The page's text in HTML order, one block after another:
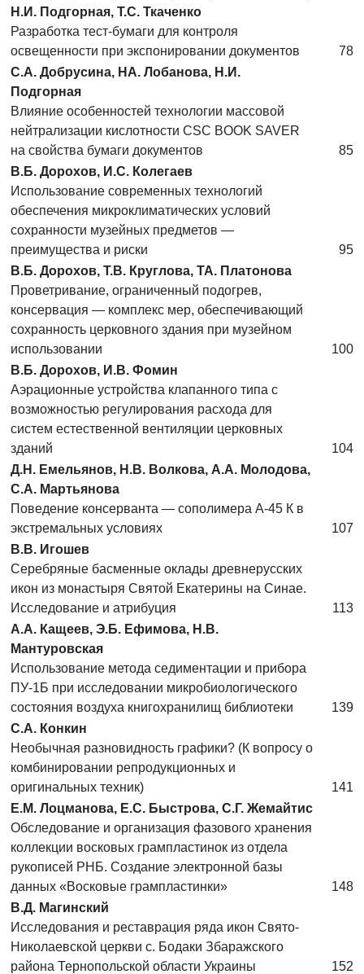
Н.И. Подгорная, Т.С. Ткаченко
Разработка тест-бумаги для контроля
освещенности при экспонировании документов
78
С.А. Добрусина, НА. Лобанова, Н.И.
Подгорная
Влияние особенностей технологии массовой
нейтрализации кислотности CSC BOOK SAVER
на свойства бумаги документов
85
В.Б. Дорохов, И.С. Колегаев
Использование современных технологий
обеспечения микроклиматических условий
сохранности музейных предметов —
преимущества и риски
95
В.Б. Дорохов, Т.В. Круглова, ТА. Платонова
Проветривание, ограниченный подогрев,
консервация — комплекс мер, обеспечивающий
сохранность церковного здания при музейном
использовании
100
В.Б. Дорохов, И.В. Фомин
Аэрационные устройства клапанного типа с
возможностью регулирования расхода для
систем естественной вентиляции церковных
зданий
104
Д.Н. Емельянов, Н.В. Волкова, А.А. Молодова,
С.А. Мартьянова
Поведение консерванта — сополимера А-45 К в
экстремальных условиях
107
В.В. Игошев
Серебряные басменные оклады древнерусских
икон из монастыря Святой Екатерины на Синае.
Исследование и атрибуция
113
А.А. Кащеев, Э.Б. Ефимова, Н.В.
Мантуровская
Использование метода седиментации и прибора
ПУ-1Б при исследовании микробиологического
состояния воздуха книгохранилищ библиотеки
139
С.А. Конкин
Необычная разновидность графики? (К вопросу о
комбинировании репродукционных и
оригинальных техник)
141
Е.М. Лоцманова, Е.С. Быстрова, С.Г. Жемайтис
Обследование и организация фазового хранения
коллекции восковых грампластинок из отдела
рукописей РНБ. Создание электронной базы
данных «Восковые грампластинки»
148
В.Д. Магинский
Исследования и реставрация ряда икон Свято-
Николаевской церкви с. Бодаки Збаражского
района Тернопольской области Украины
152